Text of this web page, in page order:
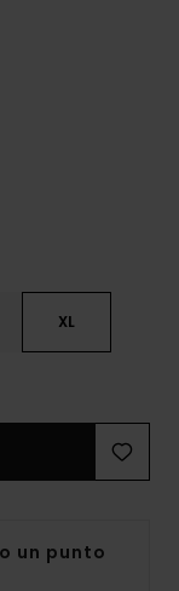
XL
un punto